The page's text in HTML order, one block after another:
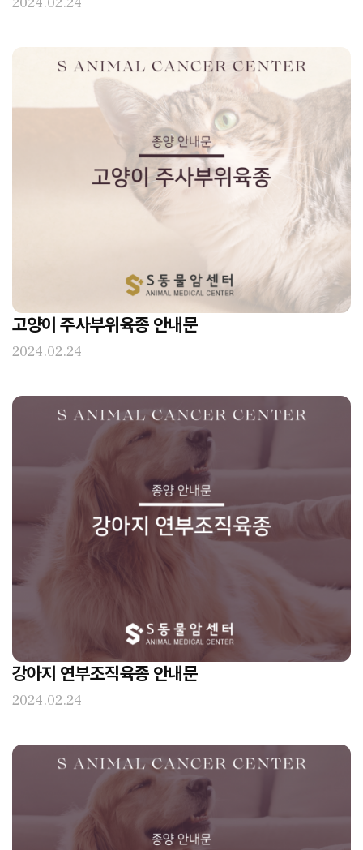
고양이 주사부위육종 안내문
2024.02.24
강아지 연부조직육종 안내문
2024.02.24